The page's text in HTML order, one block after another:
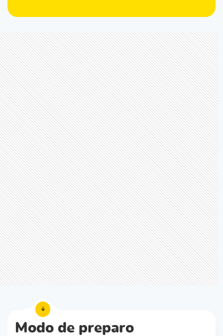
Modo de preparo